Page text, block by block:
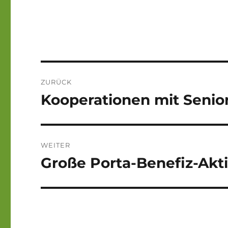
ZURÜCK
Vorheriger
Kooperationen mit
WEITER
Nächster
Große Porta-Benefiz-